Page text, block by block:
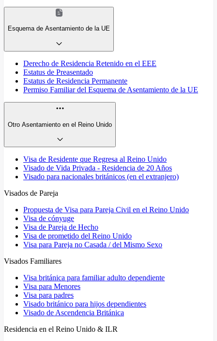
Esquema de Asentamiento de la UE
Derecho de Residencia Retenido en el EEE
Estatus de Preasentado
Estatus de Residencia Permanente
Permiso Familiar del Esquema de Asentamiento de la UE
Otro Asentamiento en el Reino Unido
Visa de Residente que Regresa al Reino Unido
Visado de Vida Privada - Residencia de 20 Años
Visado para nacionales británicos (en el extranjero)
Visados de Pareja
Propuesta de Visa para Pareja Civil en el Reino Unido
Visa de cónyuge
Visa de Pareja de Hecho
Visa de prometido del Reino Unido
Visa para Pareja no Casada / del Mismo Sexo
Visados Familiares
Visa británica para familiar adulto dependiente
Visa para Menores
Visa para padres
Visado británico para hijos dependientes
Visado de Ascendencia Británica
Residencia en el Reino Unido & ILR